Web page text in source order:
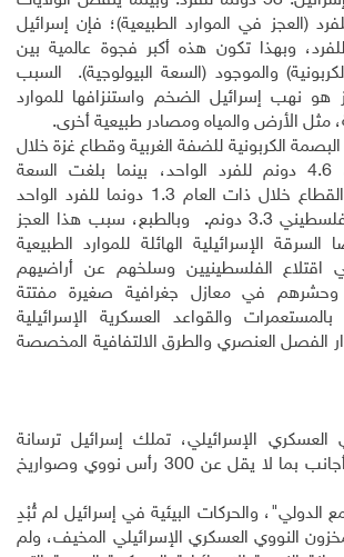
دونما للفرد (العجز في الموارد الطبيعية)؛ فإن إسرائيل
دونما للفرد، وبهذا تكون هذه أكبر فجوة عالمية بين
والموجود (السعة البيولوجية). السبب
هو نهب إسرائيل الضخم واستنزافها للموارد
مثل الأرض والمياه ومصادر طبيعية أخرى.
الكربونية للضفة الغربية وقطاع غزة خلال
العام 2013 حوالي 4.6 دونم للفرد الواحد، بينما بلغت السعة
البيولوجية للضفة والقطاع خلال ذات العام 1.3 دونما للفرد الواحد
3.3 دونم
.وبالطبع، سبب هذا العجز
الإسرائيلية الهائلة للموارد الطبيعية
اقتلاع الفلسطينيين وسلخهم عن أراضيهم
وحشرهم في معازل جغرافية صغيرة مفتتة
والقواعد العسكرية الإسرائيلية
الفصل العنصري والطرق الالتفافية المخصصة
الإسرائيلي، تملك إسرائيل ترسانة
نووية يقدرها خبراء أجانب بما لا يقل عن 300 رأس نووي وصواريخ
الدولي"، والحركات البيئية في إسرائيل لم تُبْدِ
النووي العسكري الإسرائيلي المخيف، ولم